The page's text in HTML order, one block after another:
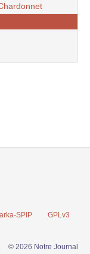
SPIP GPLv3
© 2026 Notre Journal